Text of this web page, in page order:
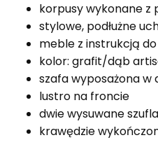
korpusy wykonane z
stylowe, podłużne
meble z instrukcją
kolor: grafit/dąb
szafa wyposażona w
lustro na froncie
dwie wysuwane
krawędzie